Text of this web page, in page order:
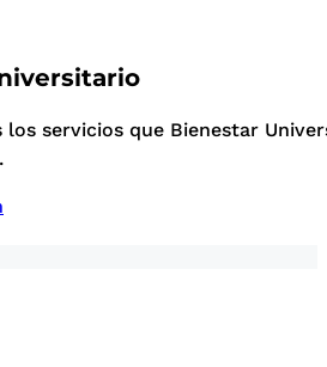
los servicios que Bienestar